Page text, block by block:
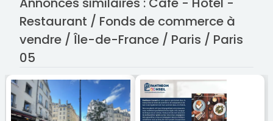
Restaurant / Fonds de commerce à
vendre / Île-de-France / Paris / Paris
05